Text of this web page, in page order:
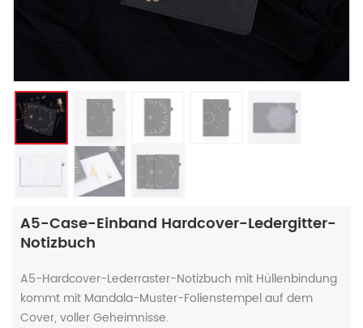
A5-Case-Einband Hardcover-Ledergitter-
Notizbuch
A5-Hardcover-Lederraster-Notizbuch mit Hüllenbindung
kommt mit Mandala-Muster-Folienstempel auf dem
Cover, voller Geheimnisse.